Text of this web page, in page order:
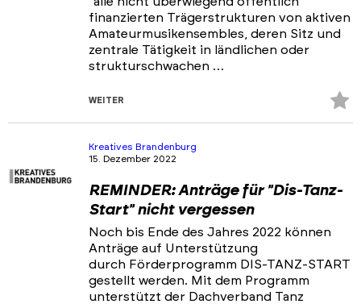
finanzierten Trägerstrukturen von aktiven
Amateurmusikensembles, deren Sitz und
zentrale Tätigkeit in ländlichen oder
strukturschwachen …
WEITER
Kreatives Brandenburg
15. Dezember 2022
REMINDER: Anträge für "Dis-Tanz-
Start" nicht vergessen
Noch bis Ende des Jahres 2022 können
Anträge auf Unterstützung
durch Förderprogramm DIS-TANZ-START
gestellt werden. Mit dem Programm
unterstützt der Dachverband Tanz